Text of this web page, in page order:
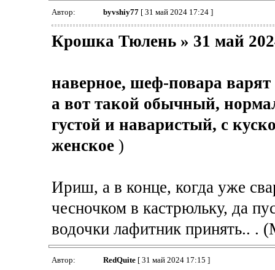
Автор: byvshiy77[ 31 май 2024 17:24 ]
Крошка Тюлень » 31 май
наверное, шеф-повара
а вот такой обычный,
густой и наваристый, с
женское )
Ириш, а в конце, когда уже
чесночком в кастрюльку, да
водочки лафитник принять.. .
Автор: RedQuite[ 31 май 2024 17:15 ]